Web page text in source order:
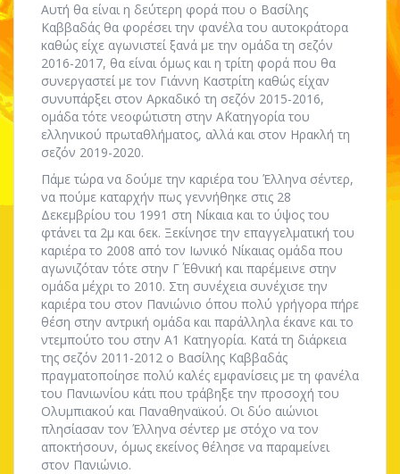
Αυτή θα είναι η δεύτερη φορά που ο Βασίλης
Καββαδάς θα φορέσει την φανέλα του αυτοκράτορα
καθώς είχε αγωνιστεί ξανά με την ομάδα τη σεζόν
2016-2017, θα είναι όμως και η τρίτη φορά που θα
συνεργαστεί με τον Γιάννη Καστρίτη καθώς είχαν
συνυπάρξει στον Αρκαδικό τη σεζόν 2015-2016,
ομάδα τότε νεοφώτιστη στην Α΄Κατηγορία του
ελληνικού πρωταθλήματος, αλλά και στον Ηρακλή τη
σεζόν 2019-2020.
Πάμε τώρα να δούμε την καριέρα του Έλληνα σέντερ,
να πούμε καταρχήν πως γεννήθηκε στις 28
Δεκεμβρίου του 1991 στη Νίκαια και το ύψος του
φτάνει τα 2μ και 6εκ. Ξεκίνησε την επαγγελματική του
καριέρα το 2008 από τον Ιωνικό Νίκαιας ομάδα που
αγωνιζόταν τότε στην Γ΄ Εθνική και παρέμεινε στην
ομάδα μέχρι το 2010. Στη συνέχεια συνέχισε την
καριέρα του στον Πανιώνιο όπου πολύ γρήγορα πήρε
θέση στην αντρική ομάδα και παράλληλα έκανε και το
ντεμπούτο του στην Α1 Κατηγορία. Κατά τη διάρκεια
της σεζόν 2011-2012 ο Βασίλης Καββαδάς
πραγματοποίησε πολύ καλές εμφανίσεις με τη φανέλα
του Πανιωνίου κάτι που τράβηξε την προσοχή του
Ολυμπιακού και Παναθηναϊκού. Οι δύο αιώνιοι
πλησίασαν τον Έλληνα σέντερ με στόχο να τον
αποκτήσουν, όμως εκείνος θέλησε να παραμείνει
στον Πανιώνιο.